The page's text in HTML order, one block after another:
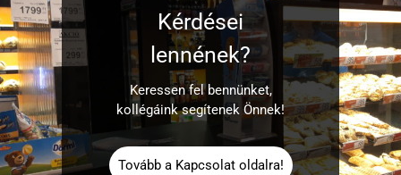
Kérdései
lennének?
Keressen fel bennünket,
kollégáink segítenek Önnek!
Tovább a Kapcsolat oldalra!